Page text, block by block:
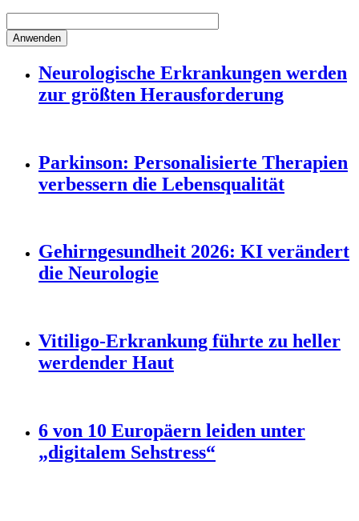
Neurologische Erkrankungen werden
zur größten Herausforderung
Parkinson: Personalisierte Therapien
verbessern die Lebensqualität
Gehirngesundheit 2026: KI verändert
die Neurologie
Vitiligo-Erkrankung führte zu heller
werdender Haut
6 von 10 Europäern leiden unter
„digitalem Sehstress“